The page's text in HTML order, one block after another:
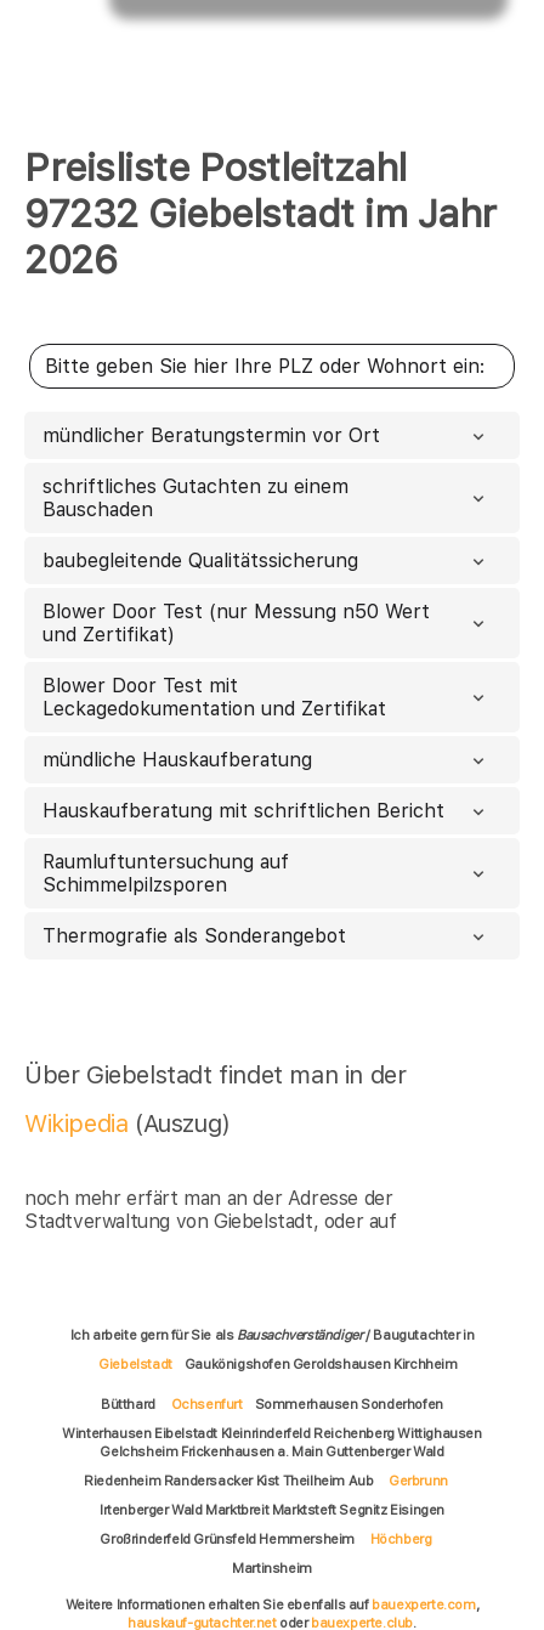
Preisliste Postleitzahl
97232 Giebelstadt im Jahr
2026
mündlicher Beratungstermin vor Ort
schriftliches Gutachten zu einem
Bauschaden
baubegleitende Qualitätssicherung
Blower Door Test (nur Messung n50 Wert
und Zertifikat)
Blower Door Test mit
Leckagedokumentation und Zertifikat
mündliche Hauskaufberatung
Hauskaufberatung mit schriftlichen Bericht
Raumluftuntersuchung auf
Schimmelpilzsporen
Thermografie als Sonderangebot
Über Giebelstadt findet man in der
Wikipedia (Auszug)
noch mehr erfärt man an der Adresse der
Stadtverwaltung von Giebelstadt, oder auf
Ich arbeite gern für Sie als Bausachverständiger/ Baugutachter in
Giebelstadt
Gaukönigshofen Geroldshausen Kirchheim
Bütthard Ochsenfurt
Sommerhausen Sonderhofen
Winterhausen Eibelstadt Kleinrinderfeld Reichenberg Wittighausen
Gelchsheim Frickenhausen a. Main Guttenberger Wald
Riedenheim Randersacker Kist Theilheim Aub
Gerbrunn
Irtenberger Wald Marktbreit Marktsteft Segnitz Eisingen
Großrinderfeld Grünsfeld Hemmersheim
Höchberg
Martinsheim
Weitere Informationen erhalten Sie ebenfalls auf bauexperte.com,
hauskauf-gutachter.netoderbauexperte.club.